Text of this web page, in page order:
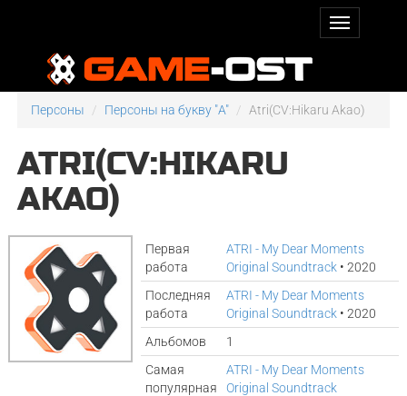
Персоны Персоны на букву "A" Atri(CV:Hikaru Akao)
ATRI(CV:HIKARU
AKAO)
Первая
работа
ATRI - My Dear Moments
Original Soundtrack • 2020
Последняя
работа
ATRI - My Dear Moments
Original Soundtrack • 2020
Альбомов
1
Самая
популярная
ATRI - My Dear Moments
Original Soundtrack